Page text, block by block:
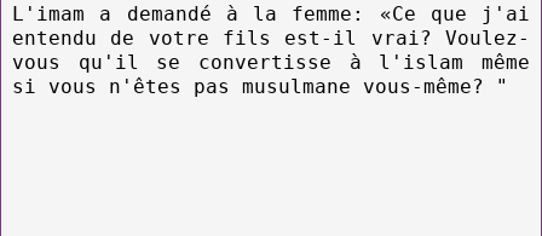
L'imam a demandé à la femme: «Ce que j'ai
entendu de votre fils est-il vrai? Voulez-
vous qu'il se convertisse à l'islam même
si vous n'êtes pas musulmane vous-même? "